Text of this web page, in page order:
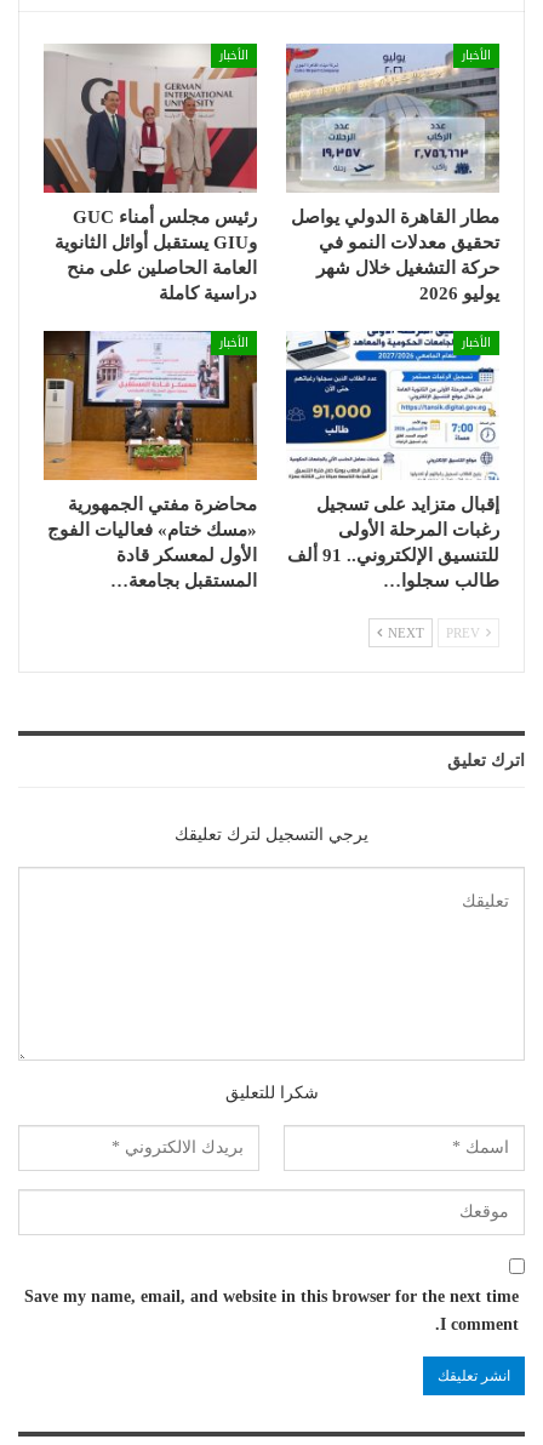
الأخبار
مطار القاهرة الدولي يواصل
تحقيق معدلات النمو في
حركة التشغيل خلال شهر
يوليو 2026
الأخبار
رئيس مجلس أمناء GUC
وGIU يستقبل أوائل الثانوية
العامة الحاصلين على منح
دراسية كاملة
الأخبار
إقبال متزايد على تسجيل
رغبات المرحلة الأولى
للتنسيق الإلكتروني.. 91 ألف
طالب سجلوا…
الأخبار
محاضرة مفتي الجمهورية
«مسك ختام» فعاليات الفوج
الأول لمعسكر قادة
المستقبل بجامعة…
NEXT
اترك تعليق
يرجي التسجيل لترك تعليقك
شكرا للتعليق
Save my name, email, and website in this browser for the next time
I comment.